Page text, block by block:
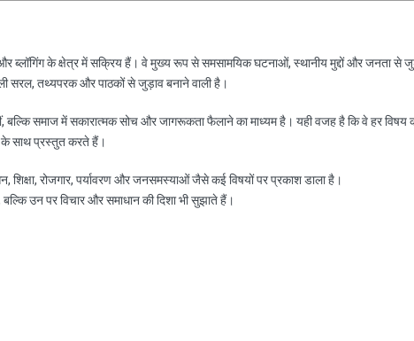
ब्लॉगिंग के क्षेत्र में सक्रिय हैं। वे मुख्य रूप से समसामयिक घटनाओं, स्थानीय मुद्दों और जनता से
सरल, तथ्यपरक और पाठकों से जुड़ाव बनाने वाली है।
बल्कि समाज में सकारात्मक सोच और जागरूकता फैलाने का माध्यम है। यही वजह है कि वे हर विषय
के साथ प्रस्तुत करते हैं।
शिक्षा, रोजगार, पर्यावरण और जनसमस्याओं जैसे कई विषयों पर प्रकाश डाला है।
उन पर विचार और समाधान की दिशा भी सुझाते हैं।